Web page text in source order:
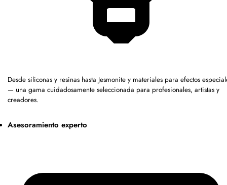
Desde siliconas y resinas hasta Jesmonite y materiales para efectos
— una gama cuidadosamente seleccionada para profesionales, artistas y
creadores.
Asesoramiento experto